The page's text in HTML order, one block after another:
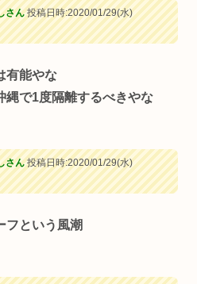
さん投稿日時:2020/01/29(水)
有能やな
縄で1度隔離するべきやな
さん投稿日時:2020/01/29(水)
フという風潮